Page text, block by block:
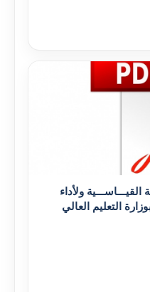
ولأداء
التعليم العالي